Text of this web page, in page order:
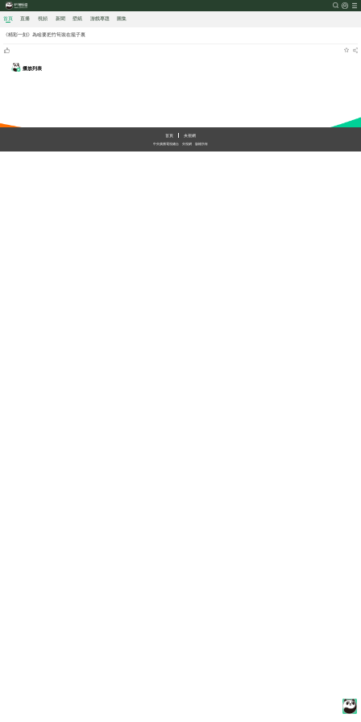
首頁 直播 視頻 新聞 壁紙 游戲專題 圖集
《精彩一刻》為啥要把竹筍裝在籠子裏
播放列表
首頁
央視網
中央廣播電視總台
央視網 版權所有